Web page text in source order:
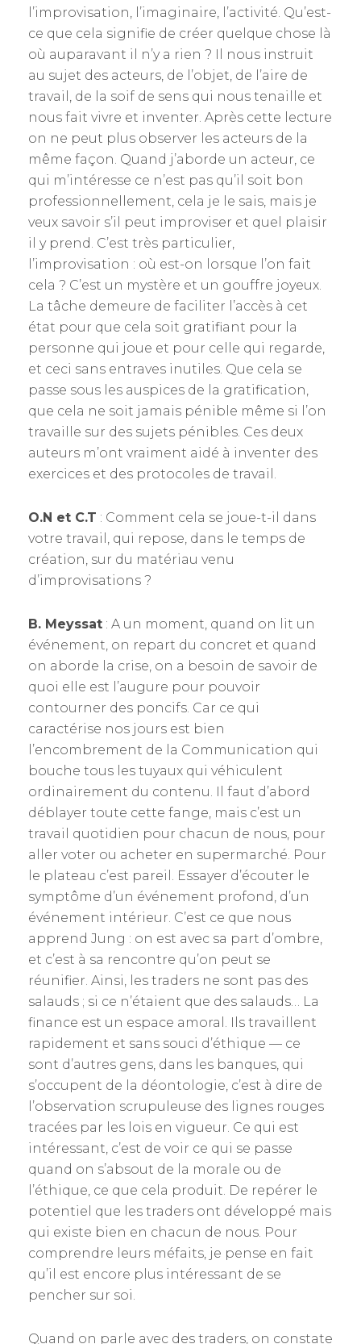
l’improvisation, l’imaginaire, l’activité. Qu’est-
ce que cela signifie de créer quelque chose là
où auparavant il n’y a rien ? Il nous instruit
au sujet des acteurs, de l’objet, de l’aire de
travail, de la soif de sens qui nous tenaille et
nous fait vivre et inventer. Après cette lecture
on ne peut plus observer les acteurs de la
même façon. Quand j’aborde un acteur, ce
qui m’intéresse ce n’est pas qu’il soit bon
professionnellement, cela je le sais, mais je
veux savoir s’il peut improviser et quel plaisir
il y prend. C’est très particulier,
l’improvisation : où est-on lorsque l’on fait
cela ? C’est un mystère et un gouffre joyeux.
La tâche demeure de faciliter l’accès à cet
état pour que cela soit gratifiant pour la
personne qui joue et pour celle qui regarde,
et ceci sans entraves inutiles. Que cela se
passe sous les auspices de la gratification,
que cela ne soit jamais pénible même si l’on
travaille sur des sujets pénibles. Ces deux
auteurs m’ont vraiment aidé à inventer des
exercices et des protocoles de travail.
O.N et C.T : Comment cela se joue-t-il dans
votre travail, qui repose, dans le temps de
création, sur du matériau venu
d’improvisations ?
B. Meyssat : A un moment, quand on lit un
événement, on repart du concret et quand
on aborde la crise, on a besoin de savoir de
quoi elle est l’augure pour pouvoir
contourner des poncifs. Car ce qui
caractérise nos jours est bien
l’encombrement de la Communication qui
bouche tous les tuyaux qui véhiculent
ordinairement du contenu. Il faut d’abord
déblayer toute cette fange, mais c’est un
travail quotidien pour chacun de nous, pour
aller voter ou acheter en supermarché. Pour
le plateau c’est pareil. Essayer d’écouter le
symptôme d’un événement profond, d’un
événement intérieur. C’est ce que nous
apprend Jung : on est avec sa part d’ombre,
et c’est à sa rencontre qu’on peut se
réunifier. Ainsi, les traders ne sont pas des
salauds ; si ce n’étaient que des salauds… La
finance est un espace amoral. Ils travaillent
rapidement et sans souci d’éthique — ce
sont d’autres gens, dans les banques, qui
s’occupent de la déontologie, c’est à dire de
l’observation scrupuleuse des lignes rouges
tracées par les lois en vigueur. Ce qui est
intéressant, c’est de voir ce qui se passe
quand on s’absout de la morale ou de
l’éthique, ce que cela produit. De repérer le
potentiel que les traders ont développé mais
qui existe bien en chacun de nous. Pour
comprendre leurs méfaits, je pense en fait
qu’il est encore plus intéressant de se
pencher sur soi.
Quand on parle avec des traders, on constate